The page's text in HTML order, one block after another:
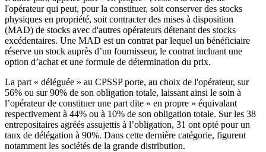
l'opérateur qui peut, pour la constituer, soit conserver des stocks
physiques en propriété, soit contracter des mises à disposition
(MAD) de stocks avec d'autres opérateurs détenant des stocks
excédentaires. Une MAD est un contrat par lequel un bénéficiaire
réserve un stock auprès d’un fournisseur, le contrat incluant une
option d’achat et une formule de détermination du prix.
La part « déléguée » au CPSSP porte, au choix de l'opérateur, sur
56% ou sur 90% de son obligation totale, laissant ainsi le soin à
l’opérateur de constituer une part dite « en propre » équivalant
respectivement à 44% ou à 10% de son obligation totale. Sur les 38
entrepositaires agréés assujettis à l’obligation, 31 ont opté pour un
taux de délégation à 90%. Dans cette dernière catégorie, figurent
notamment les sociétés de la grande distribution.